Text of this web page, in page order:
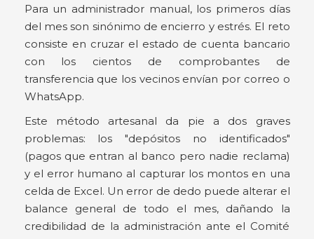
Para un administrador manual, los primeros días
del mes son sinónimo de encierro y estrés. El reto
consiste en cruzar el estado de cuenta bancario
con los cientos de comprobantes de
transferencia que los vecinos envían por correo o
WhatsApp.
Este método artesanal da pie a dos graves
problemas: los "depósitos no identificados"
(pagos que entran al banco pero nadie reclama)
y el error humano al capturar los montos en una
celda de Excel. Un error de dedo puede alterar el
balance general de todo el mes, dañando la
credibilidad de la administración ante el Comité